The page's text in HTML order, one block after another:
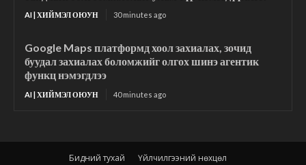
AI | ХИЙМЭЛ ОЮУН 30 minutes ago
Google Maps платформд хоол захиалах, зочид
буудал захиалах боломжийг олгох шинэ агентик
функц нэмэгдлээ
AI | ХИЙМЭЛ ОЮУН 40 minutes ago
Бидний тухай Үйлчилгээний нөхцөл